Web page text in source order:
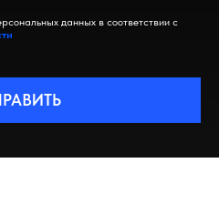
данных в соответствии с